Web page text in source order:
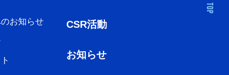
お知らせ CSR活動
お知らせ